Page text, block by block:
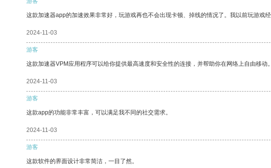
这款加速器app的加速效果非常好，玩游戏再也不会出现卡顿、掉线的情况了。我以前玩游戏
2024-11-03
游客
这款加速器VPM应用程序可以给你提供最高速度和安全性的连接，并帮助你在网络上自由移动。
2024-11-03
游客
这款app的功能非常丰富，可以满足我不同的社交需求。
2024-11-03
游客
这款软件的界面设计非常简洁，一目了然。